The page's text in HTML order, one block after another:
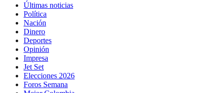
Últimas noticias
Política
Nación
Dinero
Deportes
Opinión
Impresa
Jet Set
Elecciones 2026
Foros Semana